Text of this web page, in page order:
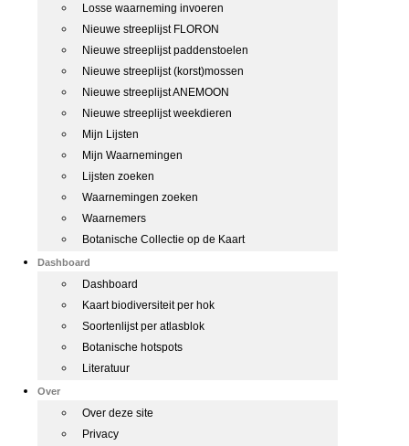
Losse waarneming invoeren
Nieuwe streeplijst FLORON
Nieuwe streeplijst paddenstoelen
Nieuwe streeplijst (korst)mossen
Nieuwe streeplijst ANEMOON
Nieuwe streeplijst weekdieren
Mijn Lijsten
Mijn Waarnemingen
Lijsten zoeken
Waarnemingen zoeken
Waarnemers
Botanische Collectie op de Kaart
Dashboard
Dashboard
Kaart biodiversiteit per hok
Soortenlijst per atlasblok
Botanische hotspots
Literatuur
Over
Over deze site
Privacy